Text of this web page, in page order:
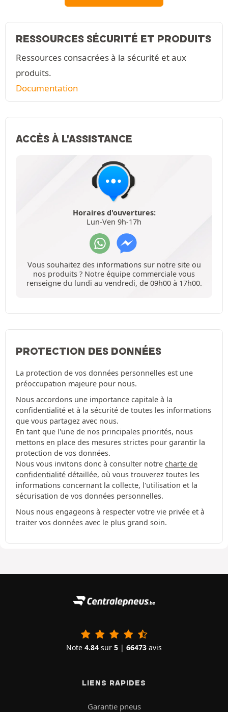
RESSOURCES SÉCURITÉ ET PRODUITS
Ressources consacrées à la sécurité et aux
produits.
Documentation
ACCÈS À L'ASSISTANCE
Horaires d'ouvertures:
Lun-Ven 9h-17h
Vous souhaitez des informations sur notre site ou
nos produits ? Notre équipe commerciale vous
renseigne du lundi au vendredi, de 09h00 à 17h00.
PROTECTION DES DONNÉES
La protection de vos données personnelles est une
préoccupation majeure pour nous.
Nous accordons une importance capitale à la
confidentialité et à la sécurité de toutes les informations
que vous partagez avec nous.
En tant que l'une de nos principales priorités, nous
mettons en place des mesures strictes pour garantir la
protection de vos données.
Nous vous invitons donc à consulter notre charte de
confidentialité détaillée, où vous trouverez toutes les
informations concernant la collecte, l'utilisation et la
sécurisation de vos données personnelles.
Nous nous engageons à respecter votre vie privée et à
traiter vos données avec le plus grand soin.
Note 4.84 sur 5 | 66473 avis
LIENS RAPIDES
Garantie pneus